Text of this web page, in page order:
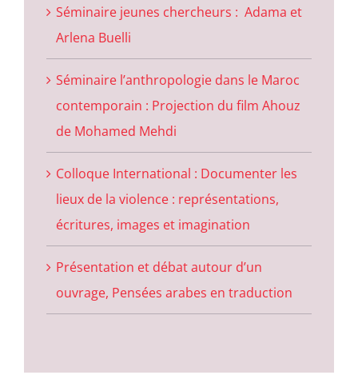
Séminaire jeunes chercheurs : Adama et
Arlena Buelli
Séminaire l’anthropologie dans le Maroc
contemporain : Projection du film Ahouz
de Mohamed Mehdi
Colloque International : Documenter les
lieux de la violence : représentations,
écritures, images et imagination
Présentation et débat autour d’un
ouvrage, Pensées arabes en traduction